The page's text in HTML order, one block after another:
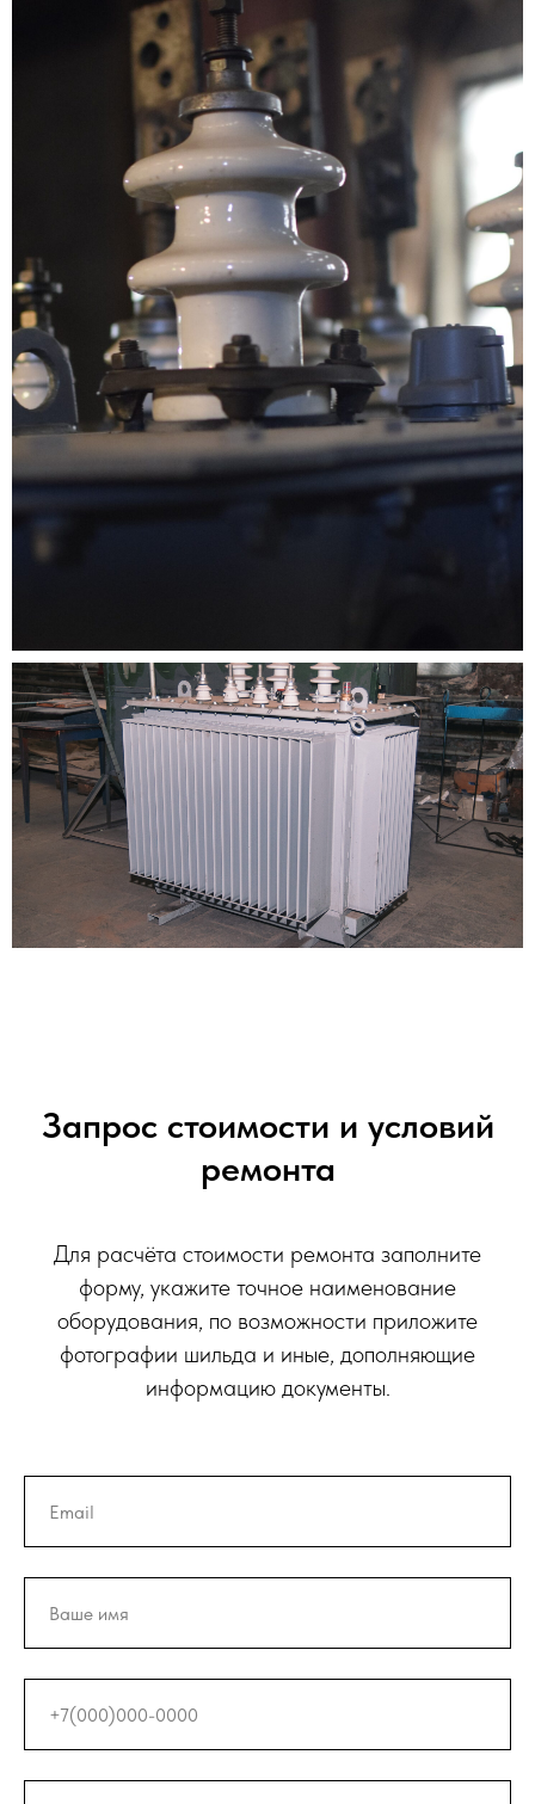
Запрос стоимости и условий
ремонта
Для расчёта стоимости ремонта заполните
форму, укажите точное наименование
оборудования, по возможности приложите
фотографии шильда и иные, дополняющие
информацию документы.